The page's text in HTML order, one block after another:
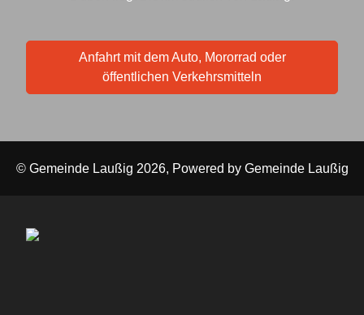
Anfahrt mit dem Auto, Mororrad oder
öffentlichen Verkehrsmitteln
© Gemeinde Laußig 2026, Powered by Gemeinde Laußig